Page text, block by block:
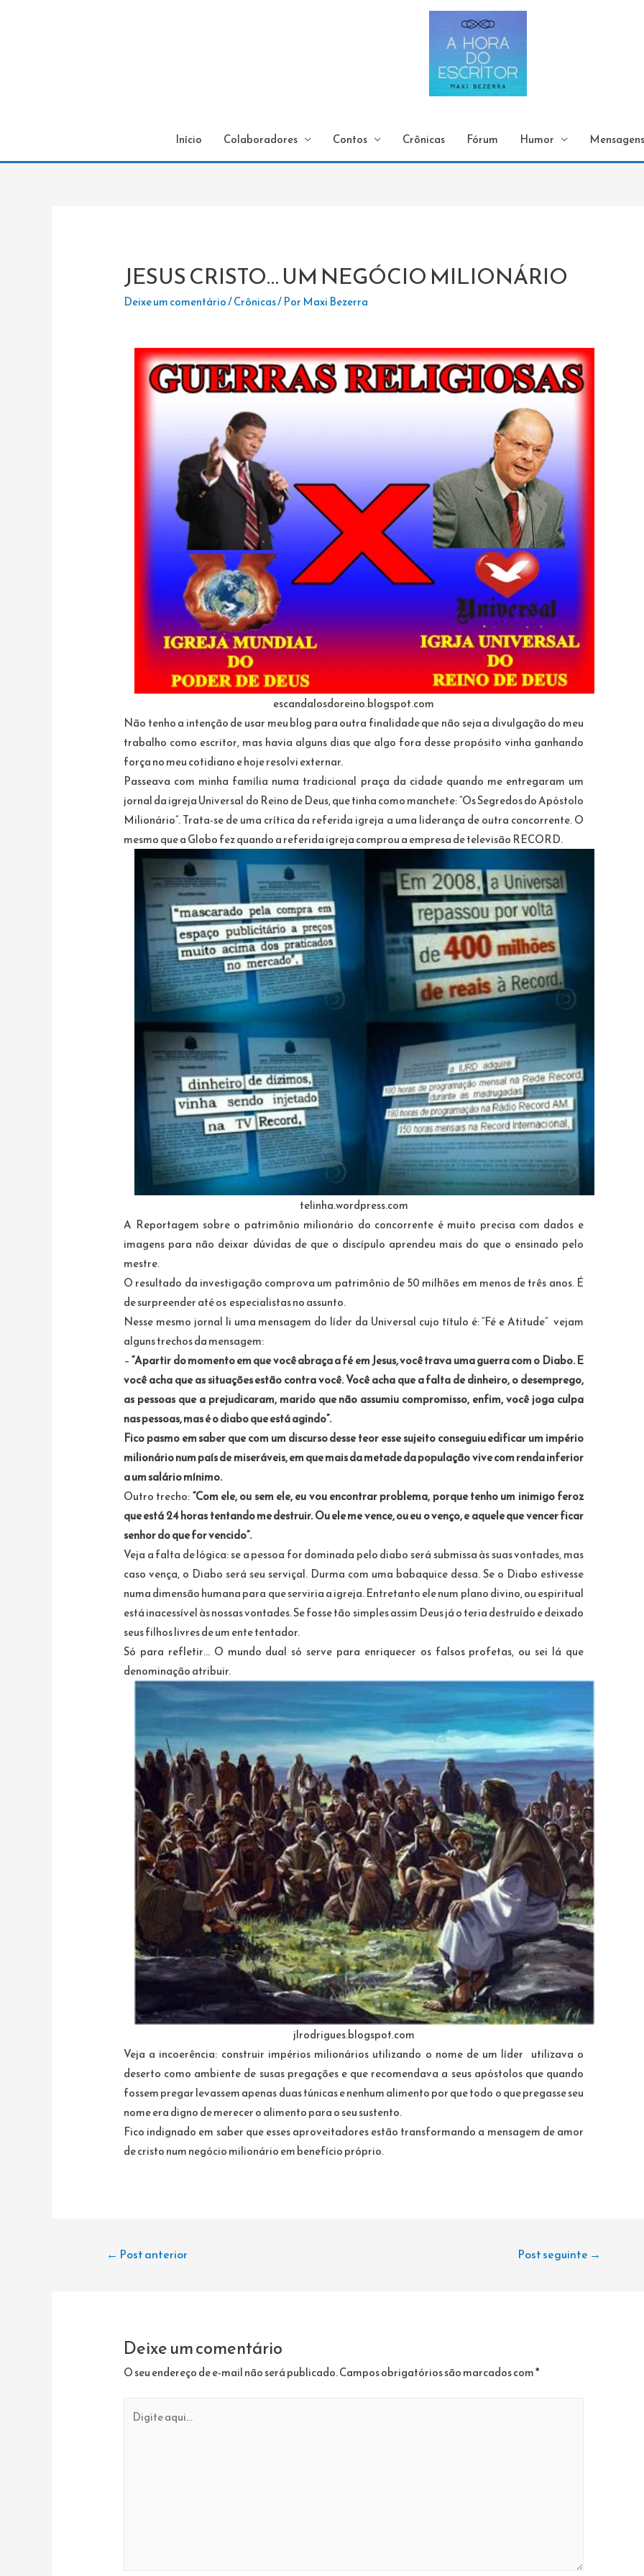
Início Colaboradores Contos Crônicas Fórum Humor Mensagens
JESUS CRISTO… UM NEGÓCIO MILIONÁRIO
Deixe um comentário/Crônicas/ Por Maxi Bezerra
escandalosdoreino.blogspot.com
Não tenho a intenção de usar meu blog para outra finalidade que não seja a divulgação do meu
trabalho como escritor, mas havia alguns dias que algo fora desse propósito vinha ganhando
força no meu cotidiano e hoje resolvi externar.
Passeava com minha família numa tradicional praça da cidade quando me entregaram um
jornal da igreja Universal do Reino de Deus, que tinha como manchete: “Os Segredos do Apóstolo
Milionário”. Trata-se de uma crítica da referida igreja a uma liderança de outra concorrente. O
mesmo que a Globo fez quando a referida igreja comprou a empresa de televisão RECORD.
telinha.wordpress.com
A Reportagem sobre o patrimônio milionário do concorrente é muito precisa com dados e
imagens para não deixar dúvidas de que o discípulo aprendeu mais do que o ensinado pelo
mestre.
O resultado da investigação comprova um patrimônio de 50 milhões em menos de três anos. É
de surpreender até os especialistas no assunto.
Nesse mesmo jornal li uma mensagem do líder da Universal cujo título é: “Fé e Atitude” vejam
alguns trechos da mensagem:
–“Apartir do momento em que você abraça a fé em Jesus, você trava uma guerra com o Diabo. E
você acha que as situações estão contra você. Você acha que a falta de dinheiro, o desemprego,
as pessoas que a prejudicaram, marido que não assumiu compromisso, enfim, você joga culpa
nas pessoas, mas é o diabo que está agindo”.
Fico pasmo em saber que com um discurso desse teor esse sujeito conseguiu edificar um império
milionário num país de miseráveis, em que mais da metade da população vive com renda inferior
a um salário mínimo.
Outro trecho:“Com ele, ou sem ele, eu vou encontrar problema, porque tenho um inimigo feroz
que está 24 horas tentando me destruir. Ou ele me vence, ou eu o venço, e aquele que vencer ficar
senhor do que for vencido”.
Veja a falta de lógica: se a pessoa for dominada pelo diabo será submissa às suas vontades, mas
caso vença, o Diabo será seu serviçal. Durma com uma babaquice dessa. Se o Diabo estivesse
numa dimensão humana para que serviria a igreja. Entretanto ele num plano divino, ou espiritual
está inacessível às nossas vontades. Se fosse tão simples assim Deus já o teria destruído e deixado
seus filhos livres de um ente tentador.
Só para refletir… O mundo dual só serve para enriquecer os falsos profetas, ou sei lá que
denominação atribuir.
jlrodrigues.blogspot.com
Veja a incoerência: construir impérios milionários utilizando o nome de um líder utilizava o
deserto como ambiente de susas pregações e que recomendava a seus apóstolos que quando
fossem pregar levassem apenas duas túnicas e nenhum alimento por que todo o que pregasse seu
nome era digno de merecer o alimento para o seu sustento.
Fico indignado em saber que esses aproveitadores estão transformando a mensagem de amor
de cristo num negócio milionário em benefício próprio.
Navegação
← Post anterior Post seguinte →
Deixe um comentário
O seu endereço de e-mail não será publicado.Campos obrigatórios são marcados com*
aqui...